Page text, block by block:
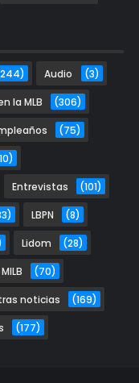
Audio (3)
la MLB (306)
(75)
Entrevistas (101)
LBPN (8)
Lidom (28)
MILB (70)
noticias (169)
(177)